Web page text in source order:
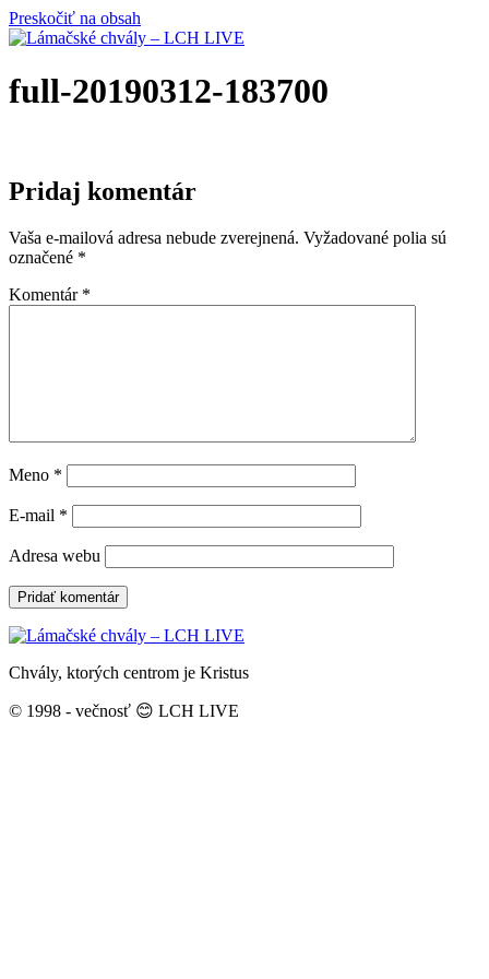
Preskočiť na obsah
full-20190312-183700
Pridaj komentár
Vaša e-mailová adresa nebude zverejnená. Vyžadované polia sú
označené *
Komentár *
Meno *
E-mail *
Adresa webu
Chvály, ktorých centrom je Kristus
© 1998 - večnosť 😊 LCH LIVE